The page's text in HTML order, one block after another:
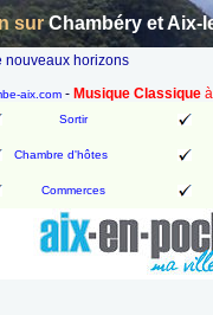
surChambéry et Aix-
nouveaux horizons
aix.com - Musique Classique
Sortir
Chambre d'hôtes
Commerces